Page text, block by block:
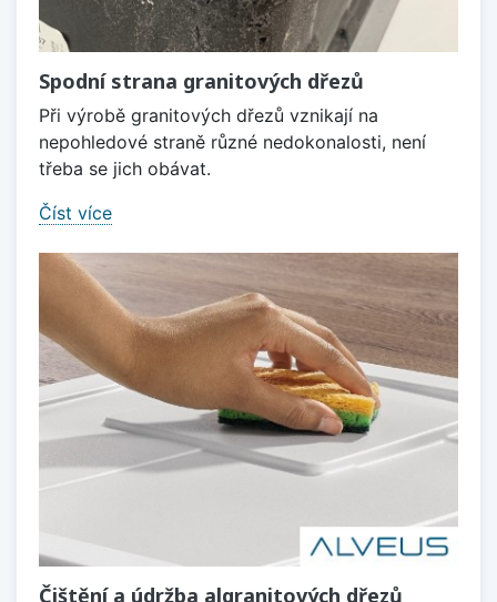
Spodní strana granitových dřezů
Při výrobě granitových dřezů vznikají na
nepohledové straně různé nedokonalosti, není
třeba se jich obávat.
Číst více
Čištění a údržba algranitových dřezů